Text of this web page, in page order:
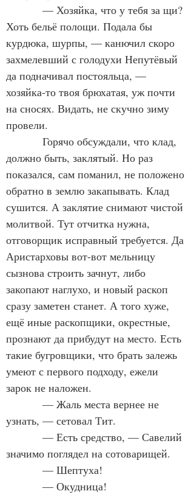
Хоть бельё полощи. Подала бы
курдюка, шурпы, — канючил скоро
захмелевший с голодухи Непутёвый
да подначивал постояльца, —
хозяйка-то твоя брюхатая, уж почти
на сносях. Видать, не скучно зиму
провели.
должно быть, заклятый. Но раз
показался, сам поманил, не положено
обратно в землю закапывать. Клад
сушится. А заклятие снимают чистой
молитвой. Тут отчитка нужна,
отговорщик исправный требуется. Да
Аристарховы вот-вот мельницу
сызнова строить зачнут, либо
закопают наглухо, и новый раскоп
сразу заметен станет. А того хуже,
ещё иные раскопщики, окрестные,
прознают да прибудут на место. Есть
такие бугровщики, что брать залежь
умеют с первого подходу, ежели
зарок не наложен.
узнать, — сетовал Тит.
значимо поглядел на сотоварищей.
            — Шептуха!
            — Окудница!